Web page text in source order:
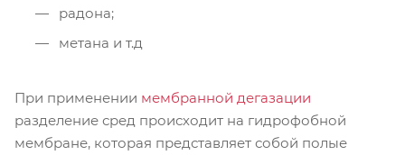
радона;
метана и т.д
При применении мембранной дегазации
разделение сред происходит на гидрофобной
мембране, которая представляет собой полые